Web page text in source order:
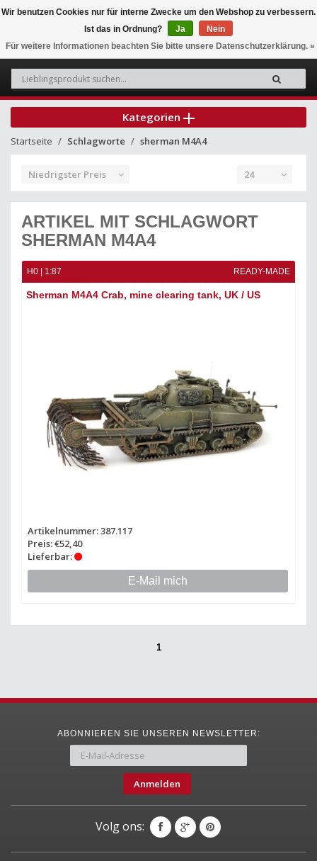
0
Kategorien
Startseite Schlagworte sherman M4A4
Niedrigster Preis 24
ARTIKEL MIT SCHLAGWORT
SHERMAN M4A4
H0 | 1:87 READY-MADE
Sherman M4A4 Crab, mine clearing tank, UK / US
Artikelnummer: 387.117
Preis: €52,40
Lieferbar:
E-Mail mich
1
ABONNIEREN SIE UNSEREN NEWSLETTER:
Anmelden
Volg ons:
Wir benutzen Cookies nur für interne Zwecke um den Webshop zu verbessern.
Ist das in Ordnung?
Ja
Nein
Für weitere Informationen beachten Sie bitte unsere Datenschutzerklärung. »